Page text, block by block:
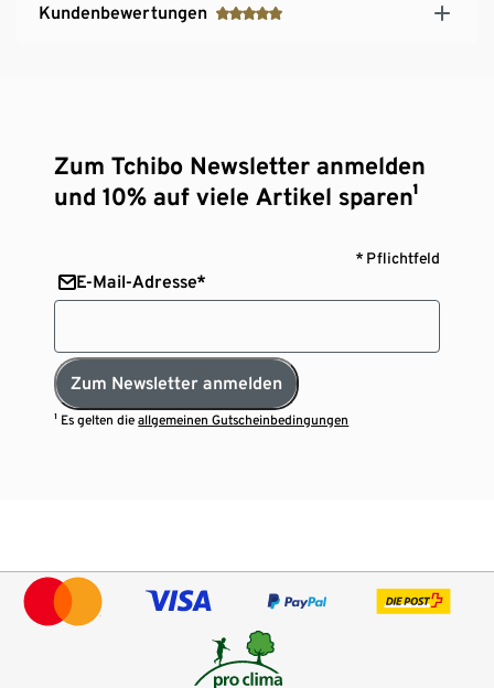
Kundenbewertungen
Zum Tchibo Newsletter anmelden
und 10% auf viele Artikel sparen¹
* Pflichtfeld
E-Mail-Adresse*
Zum Newsletter anmelden
¹ Es gelten dieallgemeinen Gutscheinbedingungen